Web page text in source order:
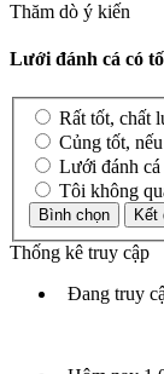
Thăm dò ý kiến
Lưới đánh cá có
Rất tốt, chất
Củng tốt,
Lưới đánh cá
Tôi không
Thống kê truy cập
Đang truy